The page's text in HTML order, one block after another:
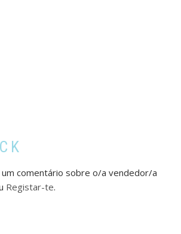
um comentário sobre o/a vendedor/a
Registar-te.